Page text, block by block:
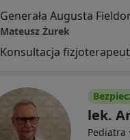
Mateusz Żurek
lek.
Pediatra ·